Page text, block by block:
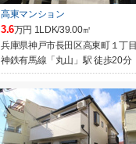
高東マンション
3.6万円 1LDK/39.00㎡
兵庫県神戸市長田区高東町１丁目
神鉄有馬線「丸山」駅 徒歩20分